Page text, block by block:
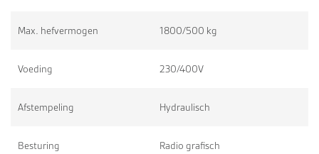
Max. hefvermogen 1800/500 kg
Voeding 230/400V
Afstempeling Hydraulisch
Besturing Radio grafisch